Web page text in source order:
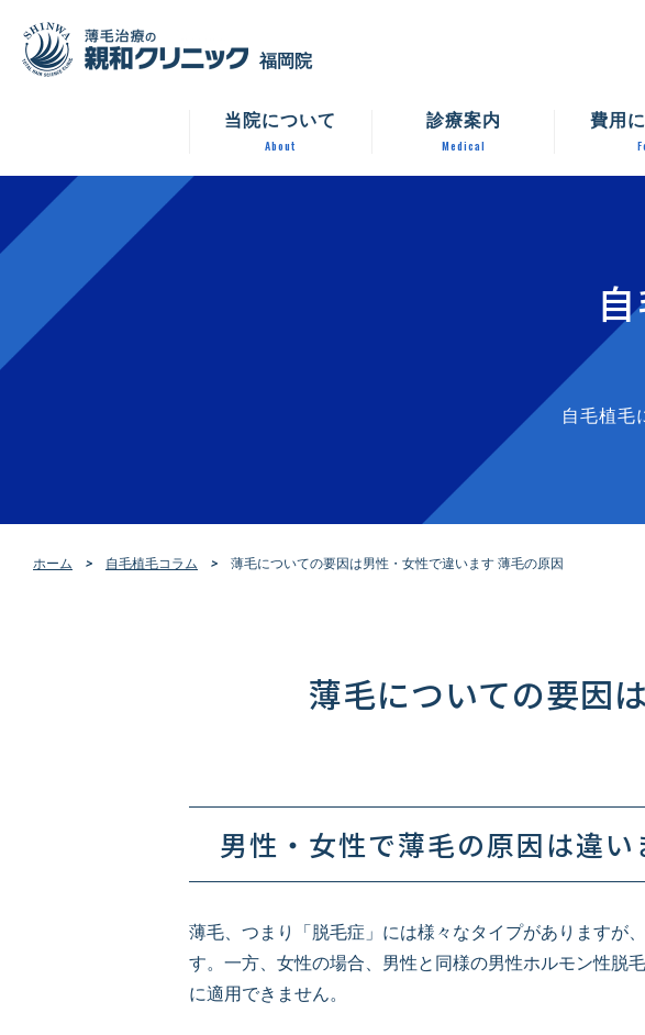
福岡院
当院について
About
診療案内
Medical
費用
自毛植毛
ホーム 自毛植毛コラム 薄毛についての要因は男性・女性で違います 薄毛の原因
薄毛についての要因
男性・女性で薄毛の原因は違い
薄毛、つまり「脱毛症」には様々なタイプがありますが
す。一方、女性の場合、男性と同様の男性ホルモン性脱
に適用できません。